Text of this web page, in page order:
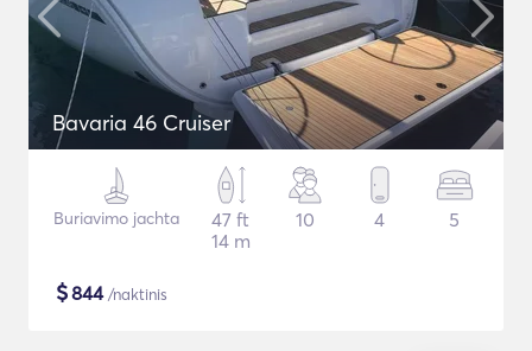
Bavaria 46 Cruiser
Buriavimo jachta
47 ft
14 m
10 4 5
$844/naktinis